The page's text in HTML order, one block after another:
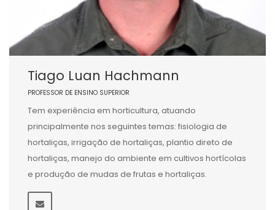
Tiago Luan Hachmann
PROFESSOR DE ENSINO SUPERIOR
Tem experiência em horticultura, atuando
principalmente nos seguintes temas: fisiologia de
hortaliças, irrigação de hortaliças, plantio direto de
hortaliças, manejo do ambiente em cultivos hortícolas
e produção de mudas de frutas e hortaliças.